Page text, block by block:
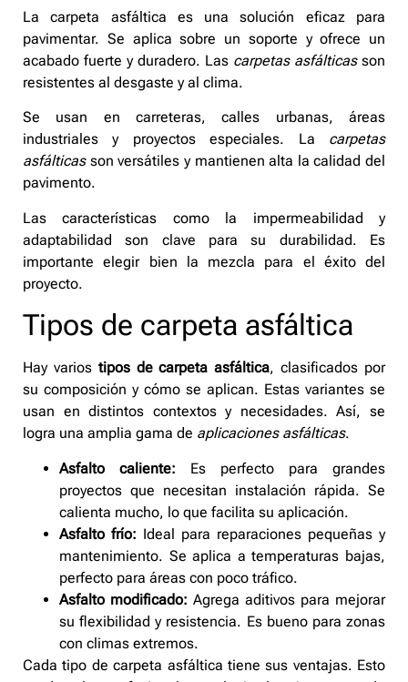
La carpeta asfáltica es una solución eficaz para
pavimentar. Se aplica sobre un soporte y ofrece un
acabado fuerte y duradero. Las carpetas asfálticasson
resistentes al desgaste y al clima.
Se usan en carreteras, calles urbanas, áreas
industriales y proyectos especiales. La carpetas
asfálticasson versátiles y mantienen alta la calidad del
pavimento.
Las características como la impermeabilidad y
adaptabilidad son clave para su durabilidad. Es
importante elegir bien la mezcla para el éxito del
proyecto.
Tipos de carpeta asfáltica
Hay varios tipos de carpeta asfáltica, clasificados por
su composición y cómo se aplican. Estas variantes se
usan en distintos contextos y necesidades. Así, se
logra una amplia gama de aplicaciones asfálticas.
Asfalto caliente: Es perfecto para grandes
proyectos que necesitan instalación rápida. Se
calienta mucho, lo que facilita su aplicación.
Asfalto frío: Ideal para reparaciones pequeñas y
mantenimiento. Se aplica a temperaturas bajas,
perfecto para áreas con poco tráfico.
Asfalto modificado: Agrega aditivos para mejorar
su flexibilidad y resistencia. Es bueno para zonas
con climas extremos.
Cada tipo de carpeta asfáltica tiene sus ventajas. Esto